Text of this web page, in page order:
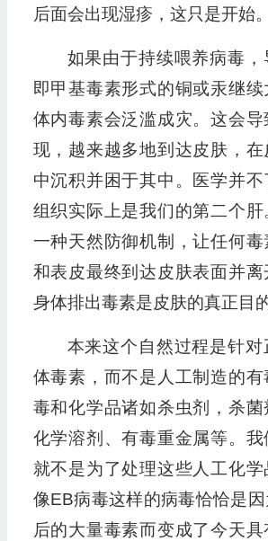
后面会出现湿疹，这只是开始。
如果由于持续喂养病毒
即甲基毒素形式的铜或汞继
体内毒素会泛滥成灾。这会导
现，越来越多地到达皮肤，
中沉积并困于其中。医学并
组织实际上是我们的第二个
一种天然防御机制，让任何
和表皮最终到达皮肤表面并
身体排出毒素是皮肤的真正目
本来这个自然过程是针对
体毒素，而不是人工制造的
毒和化学品诸如杀虫剂，杀菌
化学溶剂、有毒重金属等。
就不是为了处理这些人工化学
像EB病毒这样的病毒恰恰是
后的大量毒素而变成了今天